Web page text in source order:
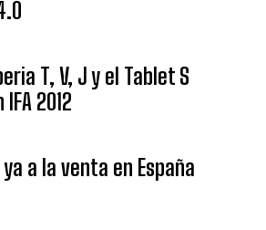
T, V, J y el Tablet S
2012
a la venta en España